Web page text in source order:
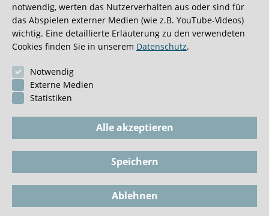
Therapieentscheidung bei einem Prostatakrebs mit
mittlerem Risiko
Welche Therapieoptionen habe
Prostatakrebs?
Datenschutz
Cookie-Einstellungen
Dokumente
Tel
notwendig, werten das Nutzerverhalten aus oder sind für
das Abspielen externer Medien (wie z.B. YouTube-Videos)
wichtig. Eine detaillierte Erläuterung zu den verwendeten
Cookies finden Sie in unserem Datenschutz.
Notwendig
Externe Medien
Statistiken
Alle akzeptieren
Speichern
Ablehnen